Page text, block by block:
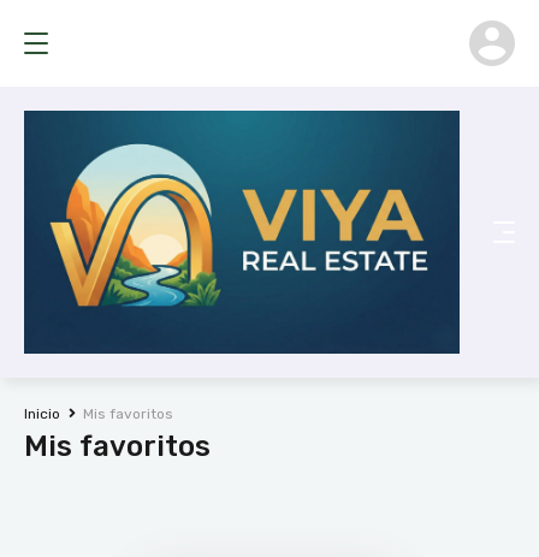
Inicio Mis favoritos
Mis favoritos